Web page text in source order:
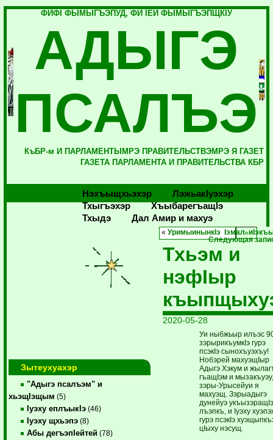
ФИФI ФЫМЫГЪЭПУД, ФИ IЕЙ ФЫМЫГЪЭПЩКIУ
АДЫГЭ
ПСАЛЪЭ
КъБР-м И ПАРЛАМЕНТЫМРЭ ПРАВИТЕЛЬСТВЭМРЭ Я ГАЗЕТ
ГАЗЕТА ПАРЛАМЕНТА И ПРАВИТЕЛЬСТВА КБР
Нэхъыщхьэхэр
Лэжьакlуэхэр
Тхыгъэхэр
Хъыбарегъащlэ
Тхыдэ
Дал Амир и махуэ
Зытеухуахэр
"Адыгэ псалъэм" и
хьэщIэщым (5)
Iуэху еплъыкIэ (46)
Iуэху щхьэпэ (8)
Абы дегъэпIейтей (78)
«УримыинынкIэ Iэмал
Следующая
Тхьэм и
нэфІыр
2020-05-28
Уи ныбжьыр илъэс
зэрырикъумкІэ гурэ
псэкІэ сынохъуэхъу!
Нобэрей махуэщІыр
Адыгэ Хэкум и
гъащІэм и
зэры-Урысейуи я
махуэщ. Зэрыадыгэ
дунейуэ
лъэпкъ, и Іуэху
гурэ псэкІэ
цІыху нэсущ.